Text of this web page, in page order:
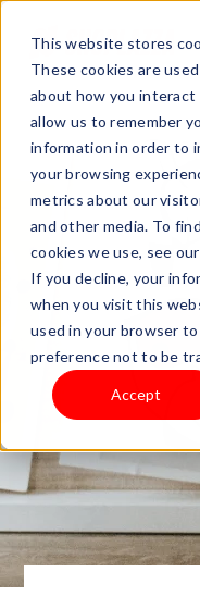
This website stores
These cookies are
about how you
allow us to remember
information in order to
your browsing
metrics about our
and other media. To
cookies we use, see
If you decline, your
when you visit this
used in your browser
preference not to be
Accept